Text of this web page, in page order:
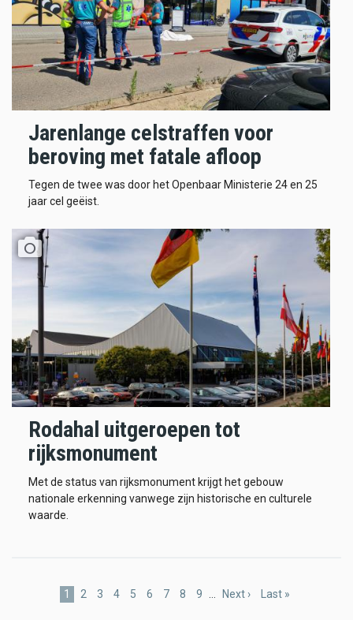
Jarenlange celstraffen voor
beroving met fatale afloop
Tegen de twee was door het Openbaar Ministerie 24 en 25
jaar cel geëist.
Rodahal uitgeroepen tot
rijksmonument
Met de status van rijksmonument krijgt het gebouw
nationale erkenning vanwege zijn historische en culturele
waarde.
Current
1 Page
2 Page
3 Page
4 Page
5 Page
6 Page
7 Page
8 Page
9 …
Next
Next ›
Last
Last »